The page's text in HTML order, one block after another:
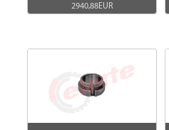
Valfler
NOX
2940,88EUR